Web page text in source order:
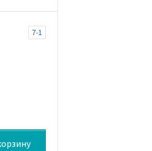
7-1